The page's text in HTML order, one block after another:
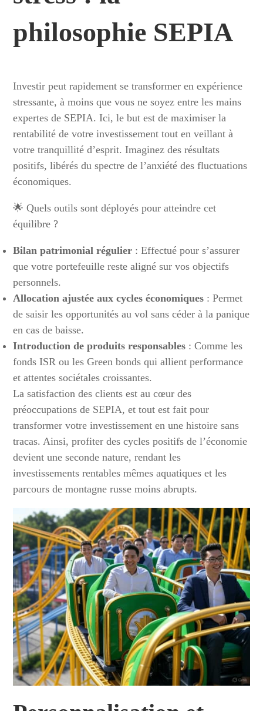
philosophie SEPIA
Investir peut rapidement se transformer en expérience
stressante, à moins que vous ne soyez entre les mains
expertes de SEPIA. Ici, le but est de maximiser la
rentabilité de votre investissement tout en veillant à
votre tranquillité d’esprit. Imaginez des résultats
positifs, libérés du spectre de l’anxiété des fluctuations
économiques.
🌟 Quels outils sont déployés pour atteindre cet
équilibre ?
Bilan patrimonial régulier : Effectué pour s’assurer
que votre portefeuille reste aligné sur vos objectifs
personnels.
Allocation ajustée aux cycles économiques : Permet
de saisir les opportunités au vol sans céder à la panique
en cas de baisse.
Introduction de produits responsables : Comme les
fonds ISR ou les Green bonds qui allient performance
et attentes sociétales croissantes.
La satisfaction des clients est au cœur des
préoccupations de SEPIA, et tout est fait pour
transformer votre investissement en une histoire sans
tracas. Ainsi, profiter des cycles positifs de l’économie
devient une seconde nature, rendant les
investissements rentables mêmes aquatiques et les
parcours de montagne russe moins abrupts.